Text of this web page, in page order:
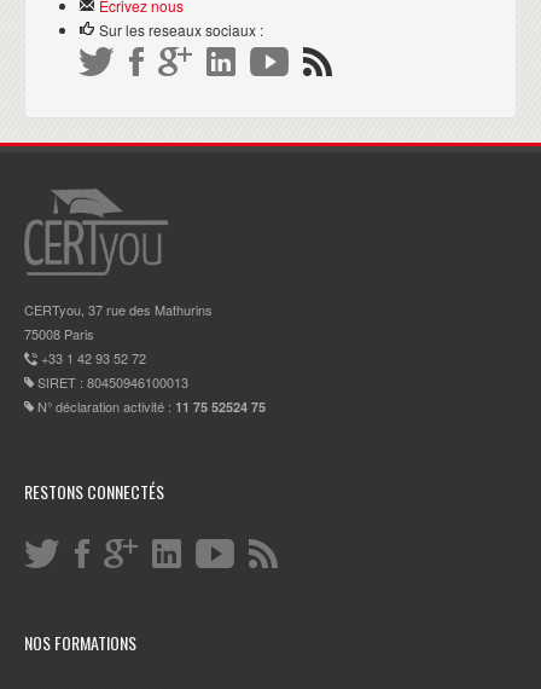
Ecrivez nous
Sur les reseaux sociaux :
CERTyou, 37 rue des Mathurins
75008 Paris
+33 1 42 93 52 72
SIRET : 80450946100013
N° déclaration activité : 11 75 52524 75
RESTONS CONNECTÉS
NOS FORMATIONS